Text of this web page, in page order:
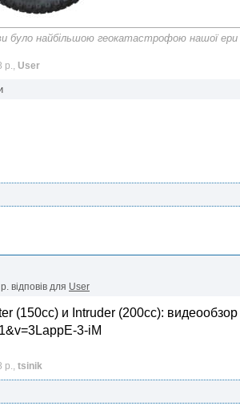
було найбільшою геокатастрофою нашої ери
р., User
відповів для User
(150cc) и Intruder (200cc):
3-iM
р., tsinik